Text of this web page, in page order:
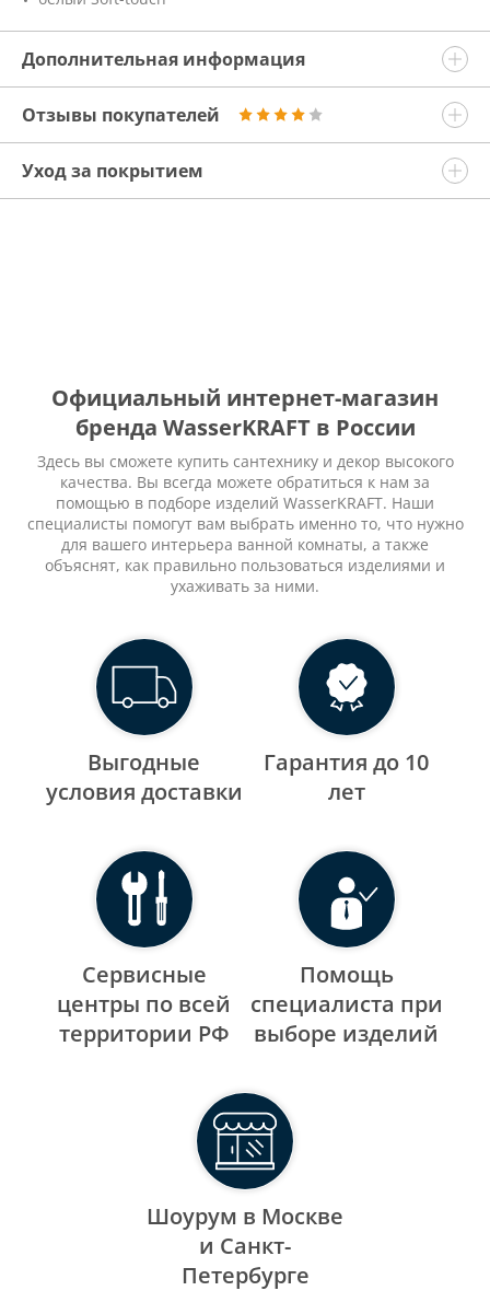
Дополнительная информация
Отзывы покупателей
Уход за покрытием
Официальный интернет-магазин
бренда WasserKRAFT в России
Здесь вы сможете купить сантехнику и декор высокого
качества. Вы всегда можете обратиться к нам за
помощью в подборе изделий WasserKRAFT. Наши
специалисты помогут вам выбрать именно то, что нужно
для вашего интерьера ванной комнаты, а также
объяснят, как правильно пользоваться изделиями и
ухаживать за ними.
Выгодные
уcловия доставки
Гарантия до 10
лет
Сервисные
центры по всей
территории РФ
Помощь
специалиста при
выборе изделий
Шоурум в Москве
и Санкт-
Петербурге